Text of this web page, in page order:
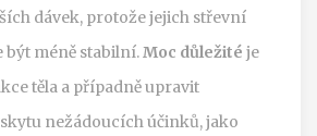
dávek, protože jejich střevní
méně stabilní.Moc důležité je
těla a případně upravit
nežádoucích účinků, jako